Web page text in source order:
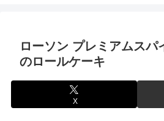
ローソン プレミアムスパ
のロールケーキ
X